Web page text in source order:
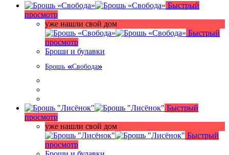
Быстрый
просмотр
уже нашли свой дом
Быстрый
просмотр
Броши и булавки
Брошь «Свобода»
Быстрый
просмотр
уже нашли свой дом
Быстрый
просмотр